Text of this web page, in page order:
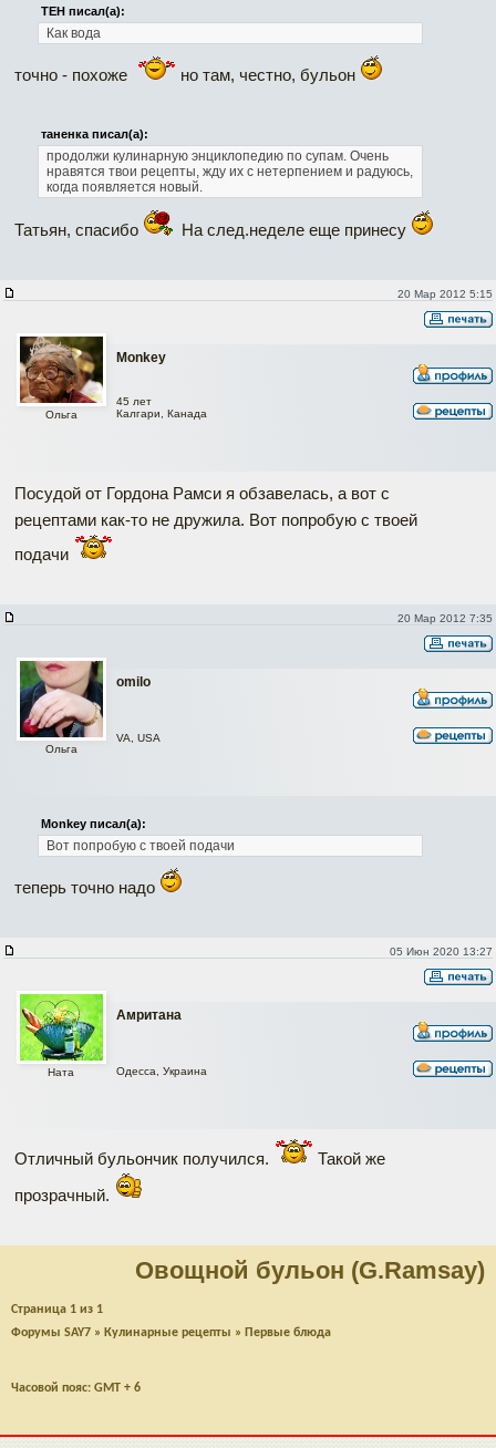
ТЕН писал(а):
Как вода
точно - похоже но там, честно, бульон
таненка писал(а):
продолжи кулинарную энциклопедию по супам. Очень
нравятся твои рецепты, жду их с нетерпением и радуюсь,
когда появляется новый.
Татьян, спасибо На след.неделе еще принесу
20 Мар 2012 5:15
Monkey
Ольга
45 лет
Калгари, Канада
Посудой от Гордона Рамси я обзавелась, а вот с
рецептами как-то не дружила. Вот попробую с твоей
подачи
20 Мар 2012 7:35
omilo
Ольга
VA, USA
Monkey писал(а):
Вот попробую с твоей подачи
теперь точно надо
05 Июн 2020 13:27
Амритана
Ната Одесса, Украина
Отличный бульончик получился.
Такой же
прозрачный.
Овощной бульон (G.Ramsay)
Страница 1 из 1
Форумы SAY7 » Кулинарные рецепты » Первые блюда
Часовой пояс: GMT + 6